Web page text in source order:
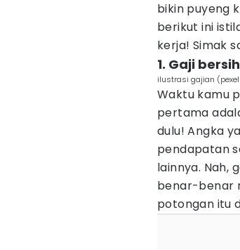
bikin puyeng
berikut ini
kerja! Simak
1. Gaji
ilustrasi gajian
Waktu kamu
pertama
dulu! Angka
pendapatan
lainnya. Nah,
benar-benar
potongan itu